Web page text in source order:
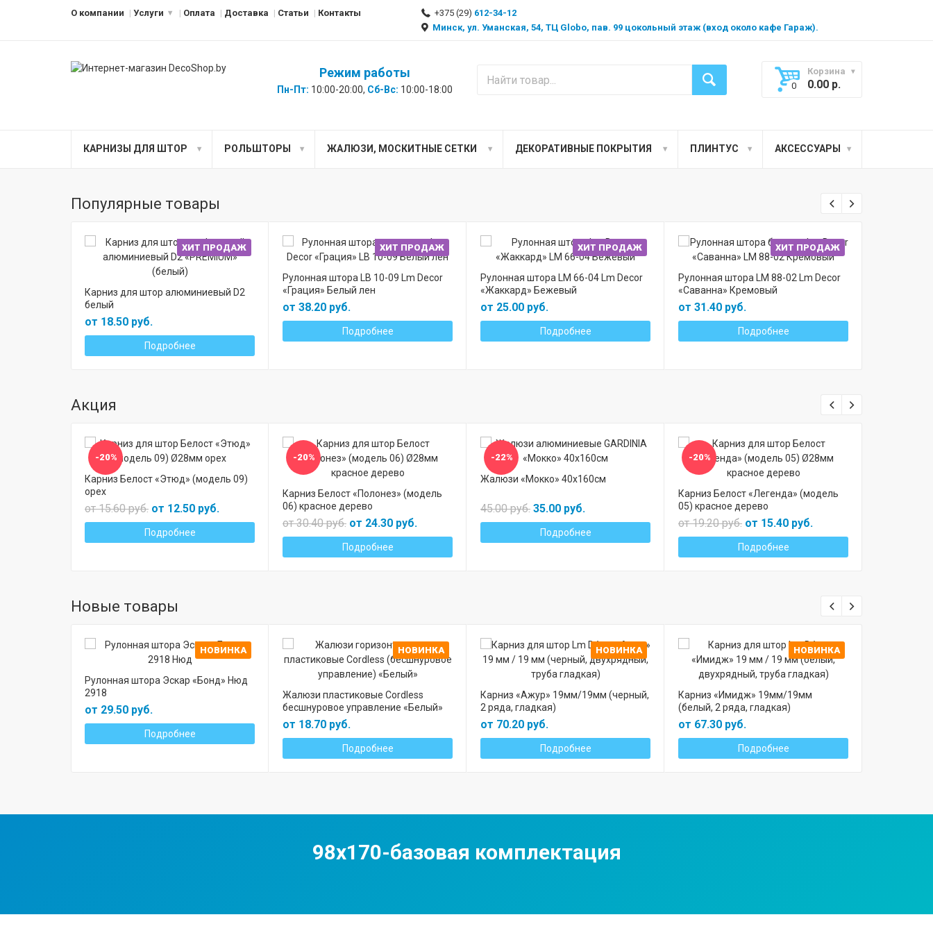
О компании Услуги Оплата Доставка Статьи Контакты +375 (29) 612-34-12
Минск, ул. Уманская, 54, ТЦ Globo, пав. 99 цокольный этаж (вход около кафе Гараж).
Режим работы
Пн-Пт: 10:00-20:00, Сб-Вс: 10:00-18:00 0
Корзина
0.00 р.
КАРНИЗЫ ДЛЯ ШТОР РОЛЬШТОРЫ ЖАЛЮЗИ, МОСКИТНЫЕ СЕТКИ ДЕКОРАТИВНЫЕ ПОКРЫТИЯ ПЛИНТУС АКСЕССУАРЫ
Популярные товары
ХИТ ПРОДАЖ
Карниз для штор алюминиевый D2
белый
от 18.50 руб.
Подробнее
ХИТ ПРОДАЖ
Рулонная штора LB 10-09 Lm Decor
«Грация» Белый лен
от 38.20 руб.
Подробнее
ХИТ ПРОДАЖ
Рулонная штора LM 66-04 Lm Decor
«Жаккард» Бежевый
от 25.00 руб.
Подробнее
ХИТ ПРОДАЖ
Рулонная штора LM 88-02 Lm Decor
«Саванна» Кремовый
от 31.40 руб.
Подробнее
Акция
-20%
Карниз Белост «Этюд» (модель 09)
орех
от 15.60 руб. от 12.50 руб.
Подробнее
-20%
Карниз Белост «Полонез» (модель
06) красное дерево
от 30.40 руб. от 24.30 руб.
Подробнее
-22%
Жалюзи «Мокко» 40х160см
45.00 руб. 35.00 руб.
Подробнее
-20%
Карниз Белост «Легенда» (модель
05) красное дерево
от 19.20 руб. от 15.40 руб.
Подробнее
Новые товары
НОВИНКА
Рулонная штора Эскар «Бонд» Нюд
2918
от 29.50 руб.
Подробнее
НОВИНКА
Жалюзи пластиковые Cordless
бесшнуровое управление «Белый»
от 18.70 руб.
Подробнее
НОВИНКА
Карниз «Ажур» 19мм/19мм (черный,
2 ряда, гладкая)
от 70.20 руб.
Подробнее
НОВИНКА
Карниз «Имидж» 19мм/19мм
(белый, 2 ряда, гладкая)
от 67.30 руб.
Подробнее
98х170-базовая комплектация